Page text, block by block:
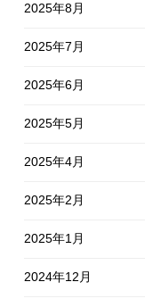
2025年8月
2025年7月
2025年6月
2025年5月
2025年4月
2025年2月
2025年1月
2024年12月